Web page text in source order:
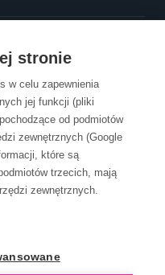
stronie
w celu zapewnienia
jej funkcji (pliki
od podmiotów
zewnętrznych (Google
które są
trzecich, mają
zewnętrznych.